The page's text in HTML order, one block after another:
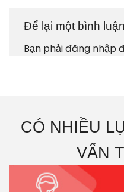
Để lại một bình luận
Bạn phảiđăng nhập
CÓ NHIỀU
VẤN